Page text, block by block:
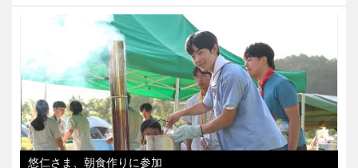
悠仁さま、朝食作りに参加